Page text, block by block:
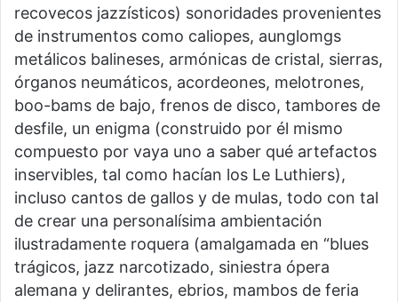
recovecos jazzísticos) sonoridades provenientes
de instrumentos como caliopes, aunglomgs
metálicos balineses, armónicas de cristal, sierras,
órganos neumáticos, acordeones, melotrones,
boo-bams de bajo, frenos de disco, tambores de
desfile, un enigma (construido por él mismo
compuesto por vaya uno a saber qué artefactos
inservibles, tal como hacían los Le Luthiers),
incluso cantos de gallos y de mulas, todo con tal
de crear una personalísima ambientación
ilustradamente roquera (amalgamada en “blues
trágicos, jazz narcotizado, siniestra ópera
alemana y delirantes, ebrios, mambos de feria